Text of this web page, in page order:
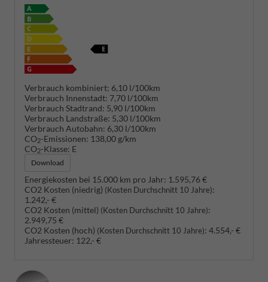
Verbrauch kombiniert: 6,10 l/100km
Verbrauch Innenstadt: 7,70 l/100km
Verbrauch Stadtrand: 5,90 l/100km
Verbrauch Landstraße: 5,30 l/100km
Verbrauch Autobahn: 6,30 l/100km
CO2-Emissionen: 138,00 g/km
CO2-Klasse: E
Download
Energiekosten bei 15.000 km pro Jahr: 1.595,76 €
CO2 Kosten (niedrig) (Kosten Durchschnitt 10 Jahre):
1.242,- €
CO2 Kosten (mittel) (Kosten Durchschnitt 10 Jahre):
2.949,75 €
CO2 Kosten (hoch) (Kosten Durchschnitt 10 Jahre): 4.554,- €
Jahressteuer: 122,- €